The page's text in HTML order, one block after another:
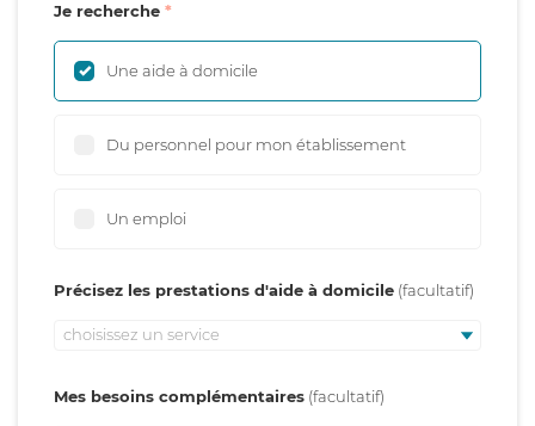
Je recherche
Une aide à domicile
Du personnel pour mon établissement
Un emploi
Précisez les prestations d'aide à domicile
choisissez un service
Mes besoins complémentaires